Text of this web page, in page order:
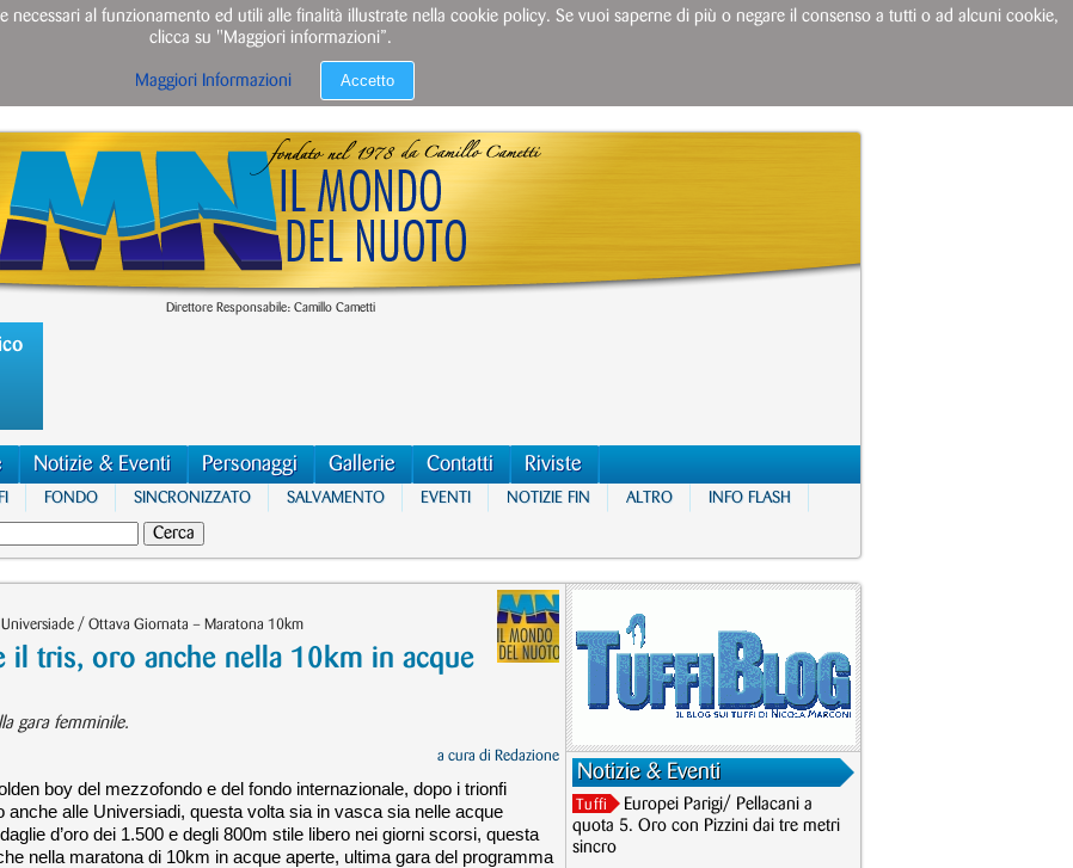
Direttore Responsabile: Camillo Cametti
Notizie & Eventi Personaggi Gallerie Contatti Riviste
FONDO SINCRONIZZATO SALVAMENTO EVENTI NOTIZIE FIN ALTRO INFO FLASH
/ Ottava Giornata – Maratona 10km
il tris, oro anche nella 10km in acque
gara femminile.
a cura di Redazione
boy del mezzofondo e del fondo internazionale, dopo i trionfi
anche alle Universiadi, questa volta sia in vasca sia nelle acque
d’oro dei 1.500 e degli 800m stile libero nei giorni scorsi, questa
nella maratona di 10km in acque aperte, ultima gara del programma
Notizie & Eventi
Tuffi
Europei Parigi/ Pellacani a
quota 5. Oro con Pizzini dai tre metri
sincro
al funzionamento ed utili alle finalità illustrate nella cookie policy. Se vuoi saperne di più o negare il consenso a tutti o ad alcuni cookie,
clicca su "Maggiori informazioni”.
Maggiori Informazioni Accetto